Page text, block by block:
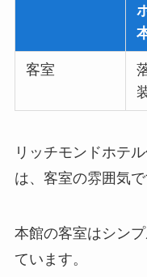
客室
リッチモンドホテ
は、客室の雰囲気で
本館の客室はシン
ています。